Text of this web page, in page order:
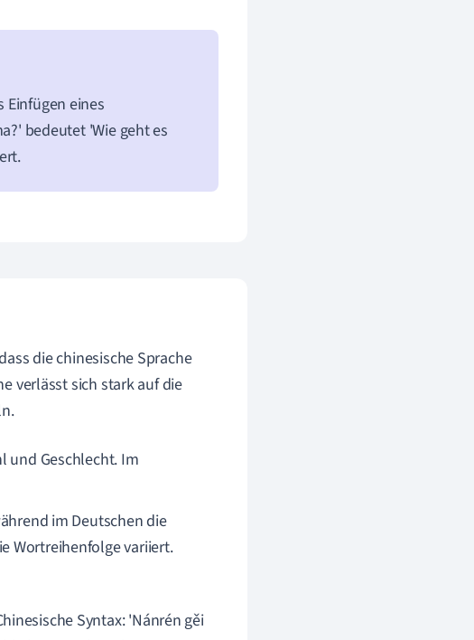
eines
bedeutet 'Wie geht es
die chinesische Sprache
verlässt sich stark auf die
und Geschlecht. Im
im Deutschen die
Wortreihenfolge variiert.
Syntax: 'Nánrén gěi